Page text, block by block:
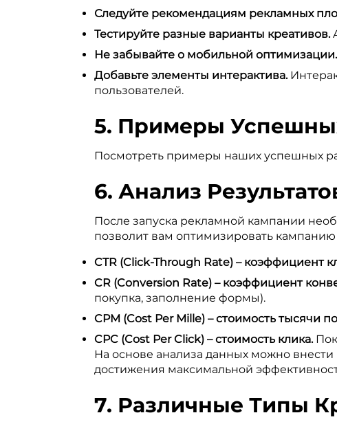
Следуйте рекомендациям рекламных
Тестируйте разные варианты креативов.
Не забывайте о мобильной оптимизации.
Добавьте элементы интерактива.
пользователей.
5. Примеры
Посмотреть примеры наших успешных
6. Анализ
После запуска рекламной кампании
позволит вам оптимизировать
CTR (Click-Through Rate) – коэффициент
CR (Conversion Rate) – коэффициент
покупка, заполнение формы).
CPM (Cost Per Mille) – стоимость тысячи
CPC (Cost Per Click) – стоимость клика.
На основе анализа данных можно
достижения максимальной
7. Различные Типы